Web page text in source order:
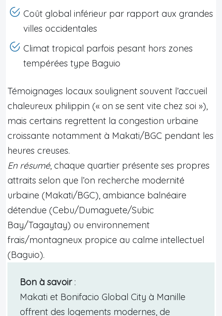
Coût global inférieur par rapport aux grandes
villes occidentales
Climat tropical parfois pesant hors zones
tempérées type Baguio
Témoignages locaux soulignent souvent l’accueil
chaleureux philippin (« on se sent vite chez soi »),
mais certains regrettent la congestion urbaine
croissante notamment à Makati/BGC pendant les
heures creuses.
En résumé, chaque quartier présente ses propres
attraits selon que l’on recherche modernité
urbaine (Makati/BGC), ambiance balnéaire
détendue (Cebu/Dumaguete/Subic
Bay/Tagaytay) ou environnement
frais/montagneux propice au calme intellectuel
(Baguio).
Bon à savoir:
Makati et Bonifacio Global City à Manille
offrent des logements modernes, de